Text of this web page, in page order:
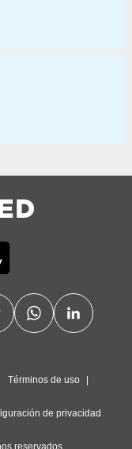
Términos de uso
de privacidad
reservados